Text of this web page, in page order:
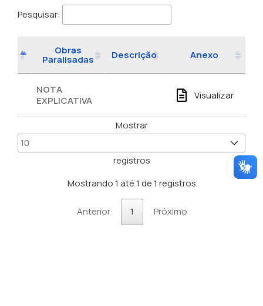
Pesquisar:
Obras
Paralisadas Descrição Anexo
NOTA
EXPLICATIVA
Visualizar
Mostrar
registros
Mostrando 1 até 1 de 1 registros
Anterior 1 Próximo